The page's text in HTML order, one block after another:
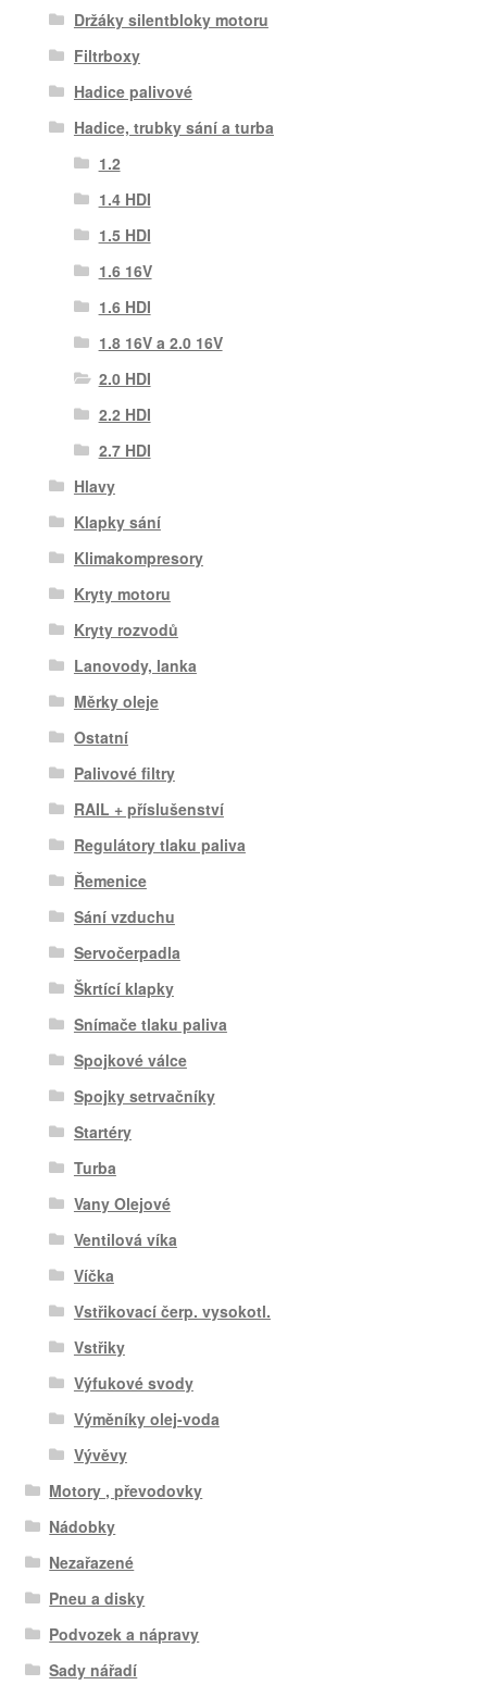
Držáky silentbloky motoru
Filtrboxy
Hadice palivové
Hadice, trubky sání a turba
1.2
1.4 HDI
1.5 HDI
1.6 16V
1.6 HDI
1.8 16V a 2.0 16V
2.0 HDI
2.2 HDI
2.7 HDI
Hlavy
Klapky sání
Klimakompresory
Kryty motoru
Kryty rozvodů
Lanovody, lanka
Měrky oleje
Ostatní
Palivové filtry
RAIL + příslušenství
Regulátory tlaku paliva
Řemenice
Sání vzduchu
Servočerpadla
Škrtící klapky
Snímače tlaku paliva
Spojkové válce
Spojky setrvačníky
Startéry
Turba
Vany Olejové
Ventilová víka
Víčka
Vstřikovací čerp. vysokotl.
Vstřiky
Výfukové svody
Výměníky olej-voda
Vývěvy
Motory , převodovky
Nádobky
Nezařazené
Pneu a disky
Podvozek a nápravy
Sady nářadí